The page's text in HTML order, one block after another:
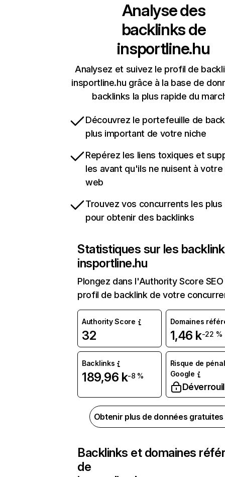
Analyse des
backlinks de
insportline.hu
Analysez et suivez le profil de
insportline.hu grâce à la base de
backlinks la plus rapide du
Découvrez le portefeuille de
plus important de votre niche
Repérez les liens toxiques et
les avant qu'ils ne nuisent à
web
Trouvez vos concurrents les
pour obtenir des backlinks
Statistiques sur les
insportline.hu
Plongez dans l'Authority Score
profil de backlink de votre
Authority Score
32
Domaines
1,46 k-22 %
Backlinks
189,96 k-8 %
Risque de
Google
Obtenir plus de données
Backlinks et domaines
de